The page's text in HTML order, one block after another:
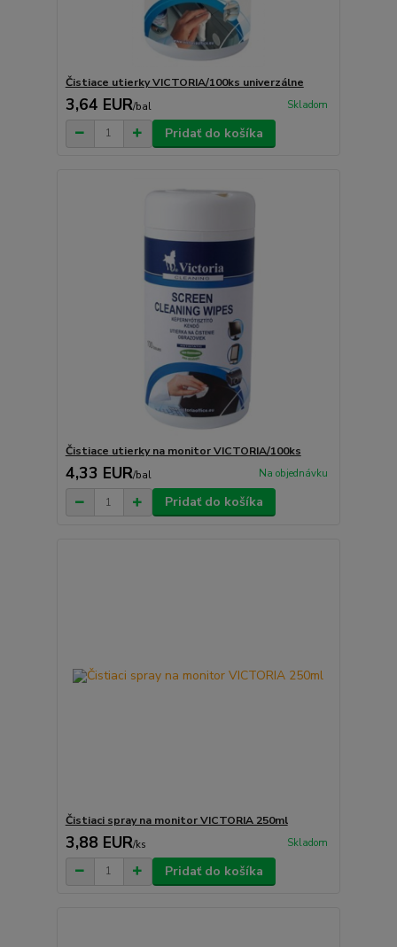
Čistiace utierky VICTORIA/100ks univerzálne
3,64 EUR/bal Skladom
Pridať do košíka
Čistiace utierky na monitor VICTORIA/100ks
4,33 EUR/bal Na objednávku
Pridať do košíka
Čistiaci spray na monitor VICTORIA 250ml
3,88 EUR/ks Skladom
Pridať do košíka